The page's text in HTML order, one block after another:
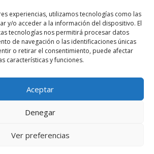
experiencias, utilizamos tecnologías como las
y/o acceder a la información del dispositivo. El
tecnologías nos permitirá procesar datos
de navegación o las identificaciones únicas
o retirar el consentimiento, puede afectar
características y funciones.
Aceptar
Denegar
Ver preferencias